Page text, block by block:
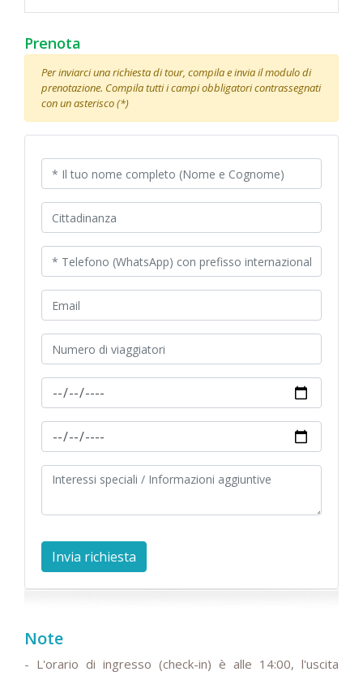
Prenota
Per inviarci una richiesta di tour, compila e invia il modulo di
prenotazione. Compila tutti i campi obbligatori contrassegnati
con un asterisco (*)
Note
- L'orario di ingresso (check-in) è alle 14:00, l'uscita